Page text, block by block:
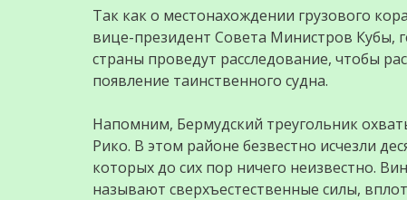
Так как о местонахождении грузового
вице-президент Совета Министров Кубы,
страны проведут расследование, чтобы
появление таинственного судна.
Напомним, Бермудский треугольник
Рико. В этом районе безвестно исчезли
которых до сих пор ничего неизвестно.
называют сверхъестественные силы,